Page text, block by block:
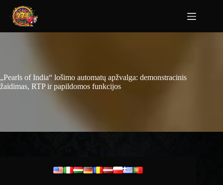
„Pearls of India“ lošimo automatų apžvalga: demonstracinis
žaidimas, RTP ir papildomos funkcijos